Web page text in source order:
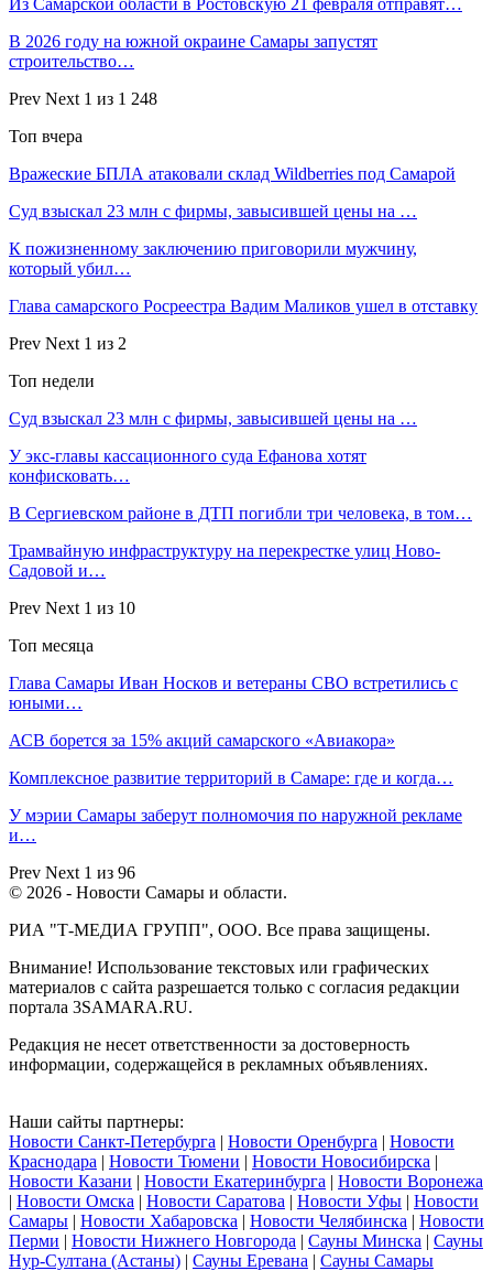
В 2026 году на южной окраине Самары запустят
строительство…
Prev Next 1 из 1 248
Топ вчера
Вражеские БПЛА атаковали склад Wildberries под Самарой
Суд взыскал 23 млн с фирмы, завысившей цены на …
К пожизненному заключению приговорили мужчину,
который убил…
Глава самарского Росреестра Вадим Маликов ушел в отставку
Prev Next 1 из 2
Топ недели
Суд взыскал 23 млн с фирмы, завысившей цены на …
У экс-главы кассационного суда Ефанова хотят
конфисковать…
В Сергиевском районе в ДТП погибли три человека, в том…
Трамвайную инфраструктуру на перекрестке улиц Ново-
Садовой и…
Prev Next 1 из 10
Топ месяца
Глава Самары Иван Носков и ветераны СВО встретились с
юными…
АСВ борется за 15% акций самарского «Авиакора»
Комплексное развитие территорий в Самаре: где и когда…
У мэрии Самары заберут полномочия по наружной рекламе
и…
Prev Next 1 из 96
© 2026 - Новости Самары и области.
РИА "Т-МЕДИА ГРУПП", ООО. Все права защищены.
Внимание! Использование текстовых или графических
материалов с сайта разрешается только c согласия редакции
портала 3SAMARA.RU.
Редакция не несет ответственности за достоверность
информации, содержащейся в рекламных объявлениях.
Наши сайты партнеры:
Новости Санкт-Петербурга | Новости Оренбурга | Новости
Краснодара | Новости Тюмени | Новости Новосибирска |
Новости Казани | Новости Екатеринбурга | Новости Воронежа
| Новости Омска | Новости Саратова | Новости Уфы | Новости
Самары | Новости Хабаровска | Новости Челябинска | Новости
Перми | Новости Нижнего Новгорода | Сауны Минска | Сауны
Нур-Султана (Астаны) | Сауны Еревана | Сауны Самары